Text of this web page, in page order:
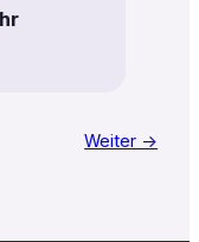
Weiter →